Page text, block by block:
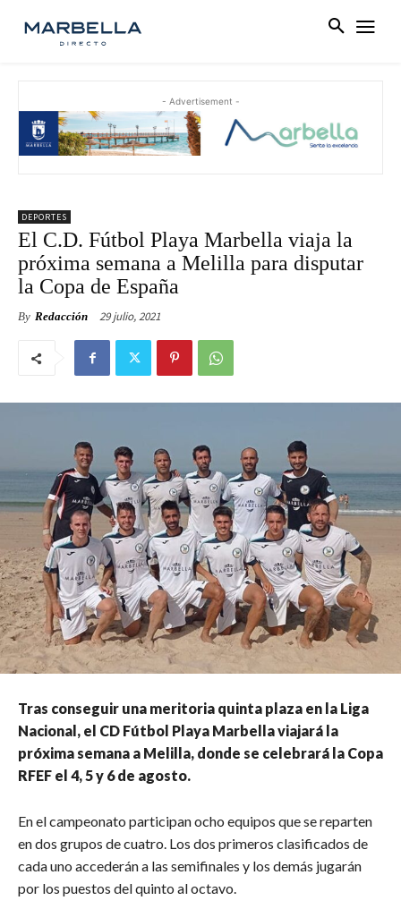
- Advertisement -
DEPORTES
El C.D. Fútbol Playa Marbella viaja la
próxima semana a Melilla para disputar
la Copa de España
By Redacción 29 julio, 2021
Tras conseguir una meritoria quinta plaza en la Liga
Nacional, el CD Fútbol Playa Marbella viajará la
próxima semana a Melilla, donde se celebrará la Copa
RFEF el 4, 5 y 6 de agosto.
En el campeonato participan ocho equipos que se reparten
en dos grupos de cuatro. Los dos primeros clasificados de
cada uno accederán a las semifinales y los demás jugarán
por los puestos del quinto al octavo.